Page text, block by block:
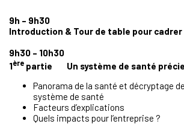
9h – 9h30
Introduction & Tour de table pour
9h30 – 10h30
1ère partie Un système de santé
Panorama de la santé et décryptage
système de santé
Facteurs d’explications
Quels impacts pour l’entreprise ?